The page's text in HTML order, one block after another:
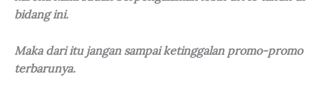
bidang ini.
Maka dari itu jangan sampai ketinggalan promo-promo
terbarunya.